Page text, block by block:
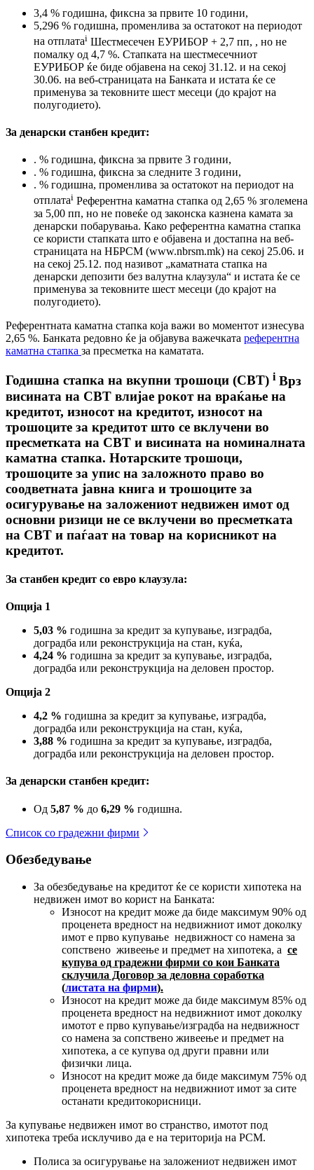
3,4 % годишна, фиксна за првите 10 години,
5,296 % годишна, променлива за остатокот на периодот
на отплатаi Шестмесечен ЕУРИБОР + 2,7 пп, , но не
помалку од 4,7 %. Стапката на шестмесечниот
ЕУРИБОР ќе биде објавена на секој 31.12. и на секој
30.06. на веб-страницата на Банката и истата ќе се
применува за тековните шест месеци (до крајот на
полугодието).
За денарски станбен кредит:
. % годишна, фиксна за првите 3 години,
. % годишна, фиксна за следните 3 години,
. % годишна, променлива за остатокот на периодот на
отплатаi Референтна каматна стапка од 2,65 % зголемена
за 5,00 пп, но не повеќе од законска казнена камата за
денарски побарувања. Како референтна каматна стапка
се користи стапката што е објавена и достапна на веб-
страницата на НБРСМ (www.nbrsm.mk) на секој 25.06. и
на секој 25.12. под називот „каматната стапка на
денарски депозити без валутна клаузула“ и истата ќе се
применува за тековните шест месеци (до крајот на
полугодието).
Рефeрентната каматна стапка која важи во моментот изнесува
2,65 %. Банката редовно ќе ја објавува важечката референтна
каматна стапка за пресметка на каматата.
Годишна стапка на вкупни трошоци (СВТ) i Врз
висината на СВТ влијае рокот на враќање на
кредитот, износот на кредитот, износот на
трошоците за кредитот што се вклучени во
пресметката на СВТ и висината на номиналната
каматна стапка. Нотарските трошоци,
трошоците за упис на заложното право во
соодветната јавна книга и трошоците за
осигурување на заложениот недвижен имот од
основни ризици не се вклучени во пресметката
на СВТ и паѓаат на товар на корисникот на
кредитот.
За станбен кредит со евро клаузула:
Опција 1
5,03 % годишна за кредит за купување, изградба,
доградба или реконструкција на стан, куќа,
4,24 % годишна за кредит за купување, изградба,
доградба или реконструкција на деловен простор.
Опција 2
4,2 % годишна за кредит за купување, изградба,
доградба или реконструкција на стан, куќа,
3,88 % годишна за кредит за купување, изградба,
доградба или реконструкција на деловен простор.
За денарски станбен кредит:
Од 5,87 % до 6,29 % годишна.
Список со градежни фирми
Обезбедување
За обезбедување на кредитот ќе се користи хипотека на
недвижен имот во корист на Банката:
Износот на кредит може да биде максимум 90% од
проценета вредност на недвижниот имот доколку
имот е прво купување недвижност со намена за
сопствено живеење и предмет на хипотека, а се
купува од градежни фирми со кои Банката
склучила Договор за деловна соработка
(листата на фирми).
Износот на кредит може да биде максимум 85% од
проценета вредност на недвижниот имот доколку
имотот е прво купување/изградба на недвижност
со намена за сопствено живеење и предмет на
хипотека, а се купува од други правни или
физички лица.
Износот на кредит може да биде максимум 75% од
проценета вредност на недвижниот имот за сите
останати кредитокорисници.
За купување недвижен имот во странство, имотот под
хипотека треба исклучиво да е на територија на РСМ.
Полиса за осигурување на заложениот недвижен имот